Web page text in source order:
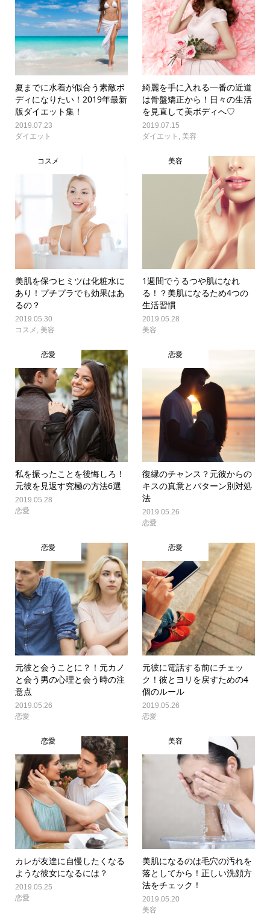
夏までに水着が似合う素敵ボ
ディになりたい！2019年最新
版ダイエット集！
2019.07.23
ダイエット
綺麗を手に入れる一番の近道
は骨盤矯正から！日々の生活
を見直して美ボディへ♡
2019.07.15
ダイエット , 美容
コスメ
美肌を保つヒミツは化粧水に
あり！プチプラでも効果はあ
るの？
2019.05.30
コスメ
美容
美容
1週間でうるつや肌になれ
る！？美肌になるため4つの
生活習慣
2019.05.28
美容
恋愛
私を振ったことを後悔しろ！
元彼を見返す究極の方法6選
2019.05.28
恋愛
恋愛
復縁のチャンス？元彼からの
キスの真意とパターン別対処
法
2019.05.26
恋愛
恋愛
元彼と会うことに？！元カノ
と会う男の心理と会う時の注
意点
2019.05.26
恋愛
恋愛
元彼に電話する前にチェッ
ク！彼とヨリを戻すための4
個のルール
2019.05.26
恋愛
恋愛
カレが友達に自慢したくなる
ような彼女になるには？
2019.05.25
恋愛
美容
美肌になるのは毛穴の汚れを
落としてから！正しい洗顔方
法をチェック！
2019.05.20
美容